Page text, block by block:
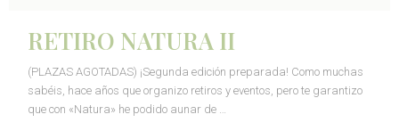
RETIRO NATURA II
(PLAZAS AGOTADAS) ¡Segunda edición preparada! Como muchas
sabéis, hace años que organizo retiros y eventos, pero te garantizo
que con «Natura» he podido aunar de …